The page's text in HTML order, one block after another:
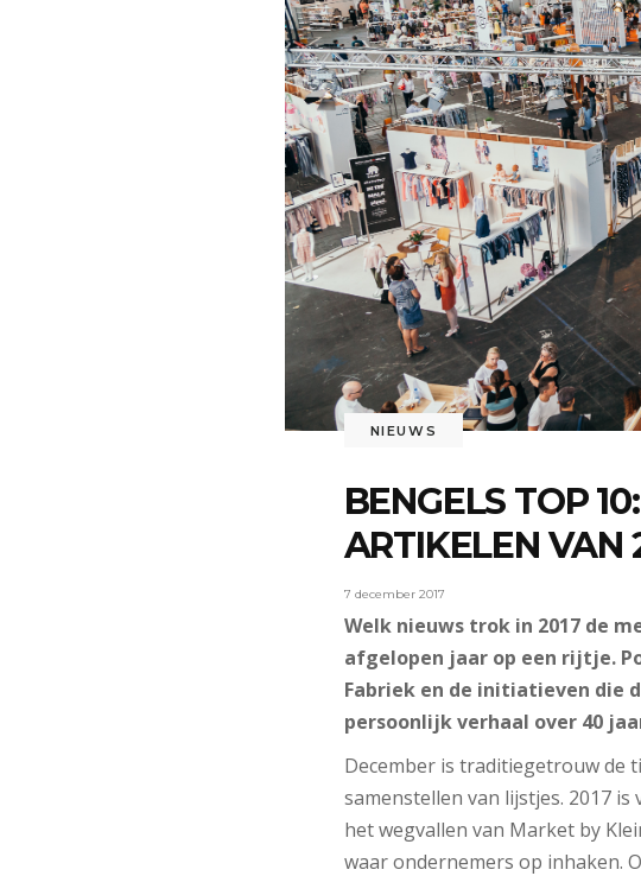
NIEUWS
BENGELS TOP
ARTIKELEN VAN
7 december 2017
Welk nieuws trok in 2017 de
afgelopen jaar op een rijtje.
Fabriek en de initiatieven die
persoonlijk verhaal over 40
December is traditiegetrouw de
samenstellen van lijstjes. 2017
het wegvallen van Market by
waar ondernemers op inhaken.